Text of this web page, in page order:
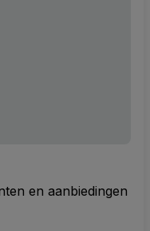
en aanbiedingen